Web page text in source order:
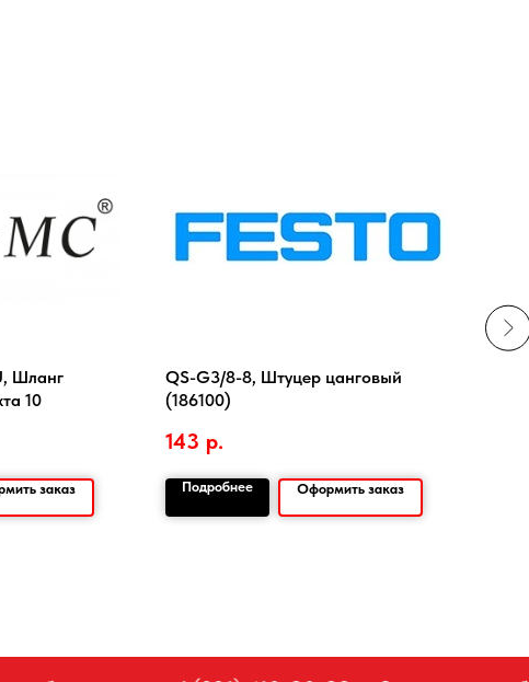
Шланг
10
заказ
QS-G3/8-8, Штуцер цанговый
(186100)
143 р.
Подробнее Оформить заказ